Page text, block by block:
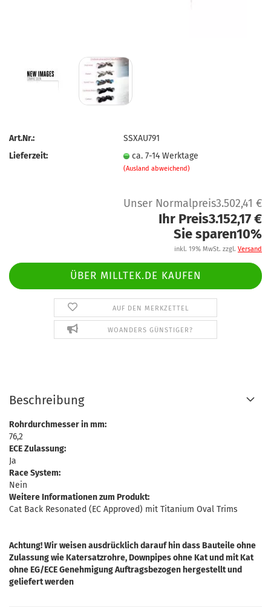
Art.Nr.:
SSXAU791
Lieferzeit:
ca. 7-14 Werktage
(Ausland abweichend)
Unser Normalpreis3.502,41 €
Ihr Preis3.152,17 €
Sie sparen10%
inkl. 19% MwSt. zzgl. Versand
ÜBER MILLTEK.DE KAUFEN
AUF DEN MERKZETTEL
WOANDERS GÜNSTIGER?
Beschreibung
Rohrdurchmesser in mm:
76,2
ECE Zulassung:
Ja
Race System:
Nein
Weitere Informationen zum Produkt:
Cat Back Resonated (EC Approved) mit Titanium Oval Trims
Achtung! Wir weisen ausdrücklich darauf hin dass Bauteile ohne
Zulassung wie Katersatzrohre, Downpipes ohne Kat und mit Kat
ohne EG/ECE Genehmigung Auftragsbezogen hergestellt und
geliefert werden